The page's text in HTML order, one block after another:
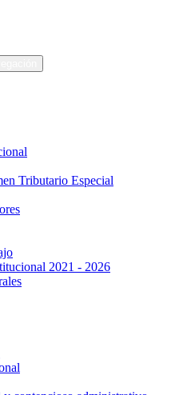
Tributario Especial
2021 - 2026